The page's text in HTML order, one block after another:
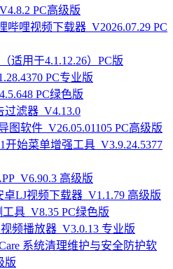
PC高级版
哔哩视频下载器_V2026.07.29 PC
适用于4.1.12.26）PC版
PC专业版
PC绿色版
过滤器_V4.13.0
图软件_V26.05.01105 PC高级版
开始菜单增强工具_V3.9.24.5377
高级版
卓LJ视频下载器_V1.1.79 高级版
具_V8.35 PC绿色版
频播放器_V3.0.13 专业版
系统清理维护与安全防护软
版